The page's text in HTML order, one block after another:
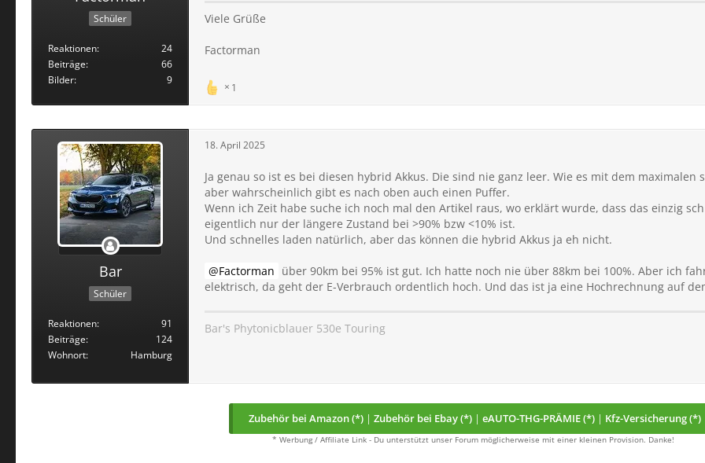
Schüler
Reaktionen
24
Beiträge
66
Bilder
9
Viele Grüße
Factorman
1
Bar
Schüler
Reaktionen
91
Beiträge
124
Wohnort
Hamburg
18. April 2025
Ja genau so ist es bei diesen hybrid Akkus. Die sind nie ganz leer. Wie es mit dem
aber wahrscheinlich gibt es nach oben auch einen Puffer.
Wenn ich Zeit habe suche ich noch mal den Artikel raus, wo erklärt wurde, dass das einzig
eigentlich nur der längere Zustand bei >90% bzw <10% ist.
Und schnelles laden natürlich, aber das können die hybrid Akkus ja eh nicht.
Factorman über 90km bei 95% ist gut. Ich hatte noch nie über 88km bei 100%. Aber ich
elektrisch, da geht der E-Verbrauch ordentlich hoch. Und das ist ja eine Hochrechnung auf
Bar's Phytonicblauer 530e Touring
Zubehör bei Amazon (*) | Zubehör bei Ebay (*) | eAUTO-THG-PRÄMIE (*) | Kfz-Versicherung (*)
* Werbung / Affiliate Link - Du unterstützt unser Forum möglicherweise mit einer kleinen Provision. Danke!